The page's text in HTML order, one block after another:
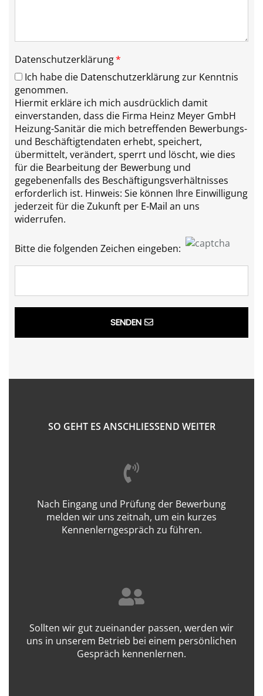
Datenschutzerklärung
Ich habe die Datenschutzerklärungzur Kenntnis
genommen.
Hiermit erkläre ich mich ausdrücklich damit
einverstanden, dass die Firma Heinz Meyer GmbH
Heizung-Sanitär die mich betreffenden Bewerbungs-
und Beschäftigtendaten erhebt, speichert,
übermittelt, verändert, sperrt und löscht, wie dies
für die Bearbeitung der Bewerbung und
gegebenenfalls des Beschäftigungsverhältnisses
erforderlich ist. Hinweis: Sie können Ihre Einwilligung
jederzeit für die Zukunft per E-Mail an uns
widerrufen.
Bitte die folgenden Zeichen eingeben:
SENDEN
SO GEHT ES ANSCHLIESSEND WEITER
Nach Eingang und Prüfung der Bewerbung
melden wir uns zeitnah, um ein kurzes
Kennenlerngespräch zu führen.
Sollten wir gut zueinander passen, werden wir
uns in unserem Betrieb bei einem persönlichen
Gespräch kennenlernen.